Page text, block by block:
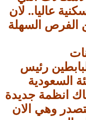
عاليا.. لان
الفرص السهلة
رئيس
السعودية
انظمة جديدة
وهي الان